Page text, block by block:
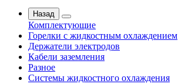
Назад
Комплектующие
Горелки с жидкостным охлаждением
Держатели электродов
Кабели заземления
Разное
Системы жидкостного охлаждения